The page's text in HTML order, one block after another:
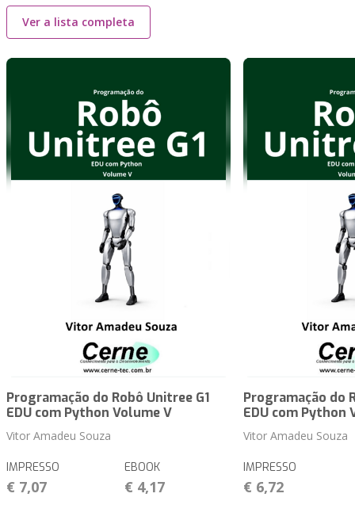
Ver a lista completa
Programação do Robô Unitree G1
EDU com Python Volume V
Vitor Amadeu Souza
IMPRESSO
€ 7,07
EBOOK
€ 4,17
Programação do
EDU com Python
Vitor Amadeu Souza
IMPRESSO
€ 6,72